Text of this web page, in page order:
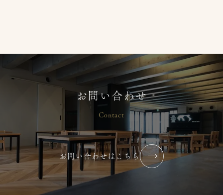
【2026年 夏】小中高生 保育ボラン
ティア募集
2026/07/07 コラム・ブログ
大塚りとるぱんぷきんず
お問い合わせ
Contact
お問い合わせはこちら